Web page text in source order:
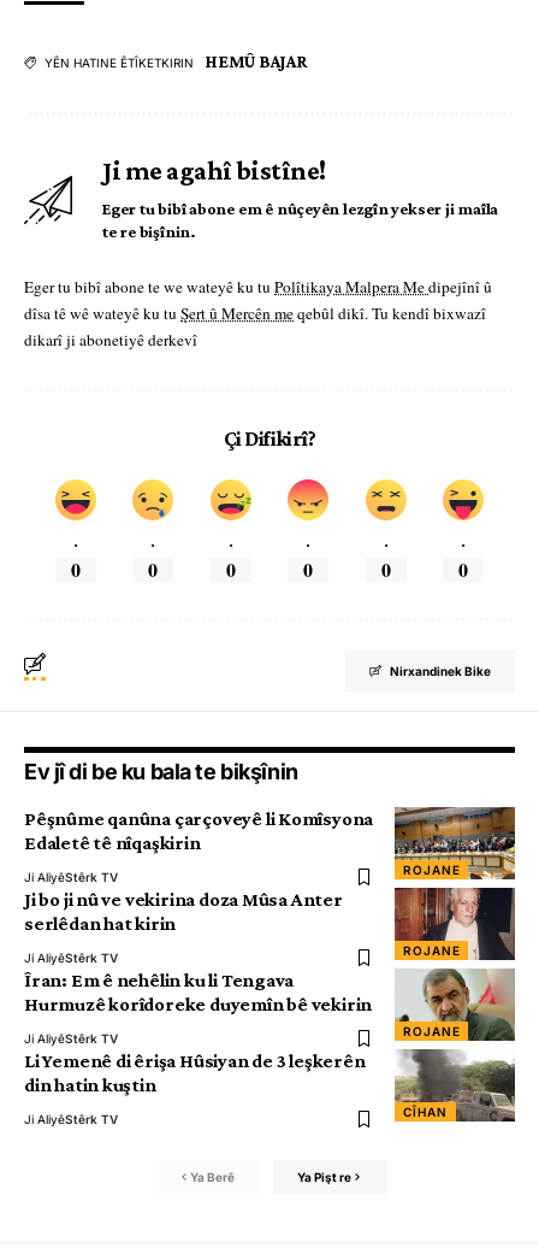
YÊN HATINE ÊTÎKETKIRIN HEMÛ BAJAR
Ji me agahî bistîne!
Eger tu bibî abone em ê nûçeyên lezgîn yekser ji maîla
te re bişînin.
Eger tu bibî abone te we wateyê ku tu Polîtikaya Malpera Medipejînî û
dîsa tê wê wateyê ku tu Şert û Mercên meqebûl dikî. Tu kendî bixwazî
dikarî ji abonetiyê derkevî
Çi Difikirî?
.
0
.
0
.
0
.
0
.
0
.
0
Nirxandinek Bike
Ev jî di be ku bala te bikşînin
ROJANE
Pêşnûme qanûna çarçoveyê li Komîsyona
Edaletê tê nîqaşkirin
Ji AliyêStêrk TV
ROJANE
Ji bo ji nû ve vekirina doza Mûsa Anter
serlêdan hat kirin
Ji AliyêStêrk TV
ROJANE
Îran: Em ê nehêlin ku li Tengava
Hurmuzê korîdoreke duyemîn bê vekirin
Ji AliyêStêrk TV
CÎHAN
Li Yemenê di êrişa Hûsiyan de 3 leşkerên
din hatin kuştin
Ji AliyêStêrk TV
Ya Berê Ya Pişt re